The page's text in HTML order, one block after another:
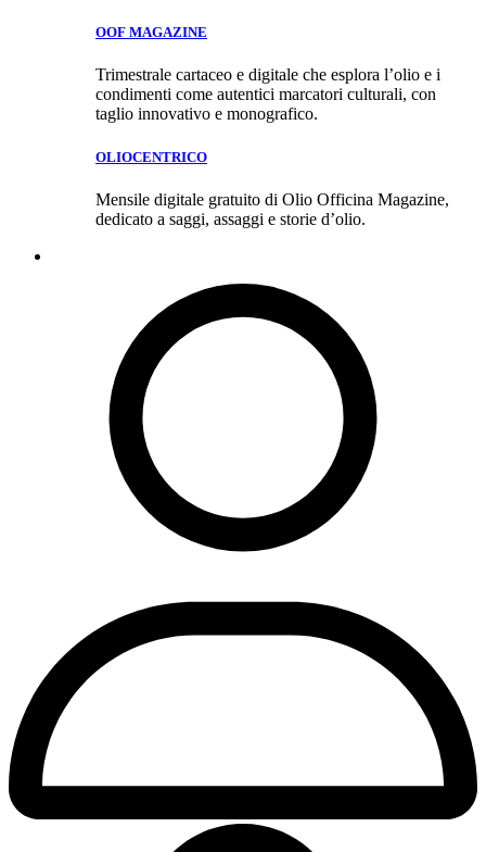
OOF MAGAZINE
Trimestrale cartaceo e digitale che esplora l’olio e i
condimenti come autentici marcatori culturali, con
taglio innovativo e monografico.
OLIOCENTRICO
Mensile digitale gratuito di Olio Officina Magazine,
dedicato a saggi, assaggi e storie d’olio.